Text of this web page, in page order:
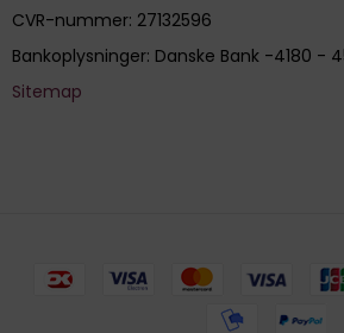
CVR-nummer: 27132596
Bankoplysninger: Danske Bank -4180 -
Sitemap